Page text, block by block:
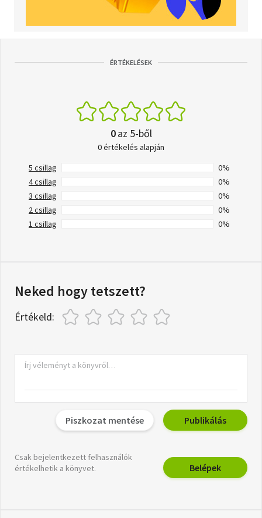
ÉRTÉKELÉSEK
0az 5-ből
0 értékelés alapján
5 csillag
0%
4 csillag
0%
3 csillag
0%
2 csillag
0%
1 csillag
0%
Neked hogy tetszett?
Értékeld:
Piszkozat mentése Publikálás
Csak bejelentkezett felhasználók
értékelhetik a könyvet.
Belépek